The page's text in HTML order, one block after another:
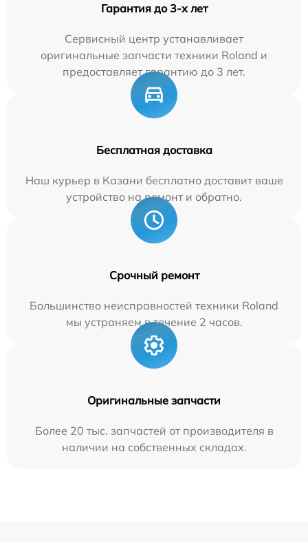
Гарантия до 3-х лет
Сервисный центр устанавливает
оригинальные запчасти техники Roland и
предоставляет гарантию до 3 лет.
Бесплатная доставка
Наш курьер в Казани бесплатно доставит ваше
устройство на ремонт и обратно.
Срочный ремонт
Большинство неисправностей техники Roland
мы устраняем в течение 2 часов.
Оригинальные запчасти
Более 20 тыс. запчастей от производителя в
наличии на собственных складах.